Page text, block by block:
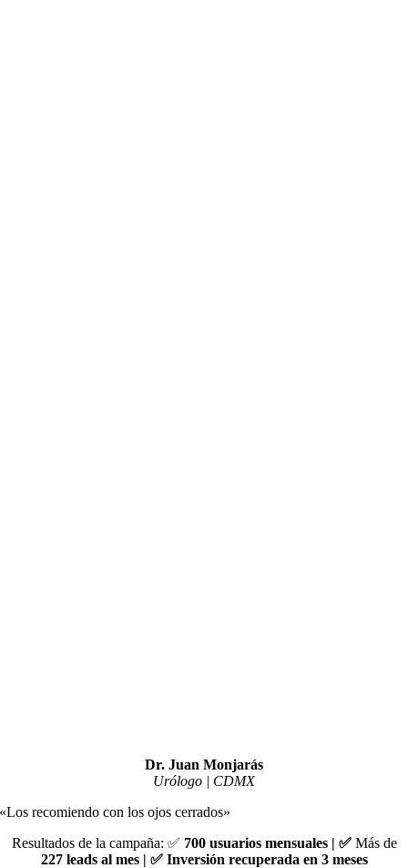
Dr. Juan Monjarás
Urólogo | CDMX
«Los recomiendo con los ojos cerrados»
Resultados de la campaña: ✅ 700 usuarios mensuales | ✅ Más de
227 leads al mes | ✅ Inversión recuperada en 3 meses